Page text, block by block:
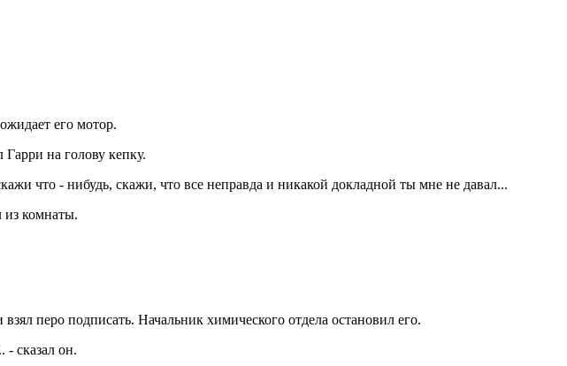
его мотор.
на голову кепку.
что - нибудь, скажи, что все неправда и никакой докладной ты мне не давал...
из комнаты.
перо подписать. Начальник химического отдела остановил его.
сказал он.